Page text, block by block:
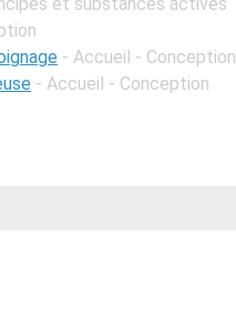
- Accueil - Conception
- Accueil - Conception